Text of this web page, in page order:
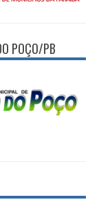
POÇO/PB